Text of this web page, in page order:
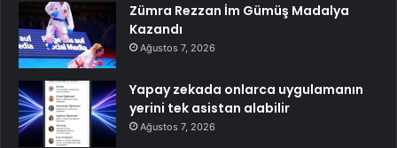
Zümra Rezzan İm Gümüş Madalya
Kazandı
Ağustos 7, 2026
Yapay zekada onlarca uygulamanın
yerini tek asistan alabilir
Ağustos 7, 2026